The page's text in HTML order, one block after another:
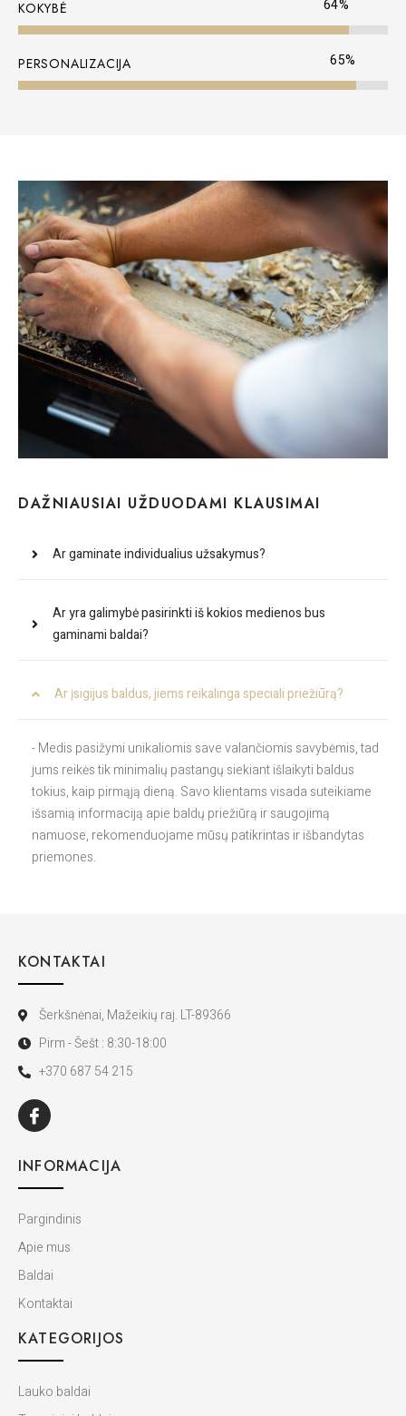
KOKYBĖ
PERSONALIZACIJA
DAŽNIAUSIAI UŽDUODAMI KLAUSIMAI
Ar gaminate individualius užsakymus?
Ar yra galimybė pasirinkti iš kokios medienos bus
gaminami baldai?
Ar įsigijus baldus, jiems reikalinga speciali priežiūrą?
- Medis pasižymi unikaliomis save valančiomis savybėmis, tad
jums reikės tik minimalių pastangų siekiant išlaikyti baldus
tokius, kaip pirmąją dieną. Savo klientams visada suteikiame
išsamią informaciją apie baldų priežiūrą ir saugojimą
namuose, rekomenduojame mūsų patikrintas ir išbandytas
priemones.
KONTAKTAI
Šerkšnėnai, Mažeikių raj. LT-89366
Pirm - Šešt : 8:30-18:00
+370 687 54 215
INFORMACIJA
Pargindinis
Apie mus
Baldai
Kontaktai
KATEGORIJOS
Lauko baldai